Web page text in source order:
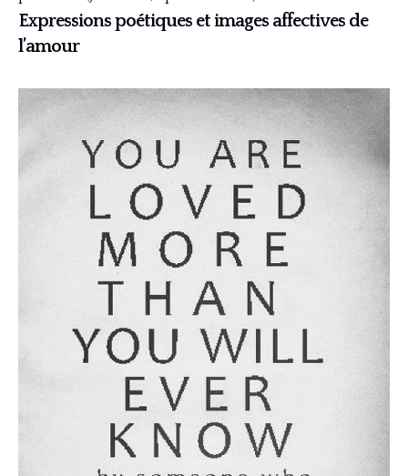
Expressions poétiques et images affectives de
l’amour